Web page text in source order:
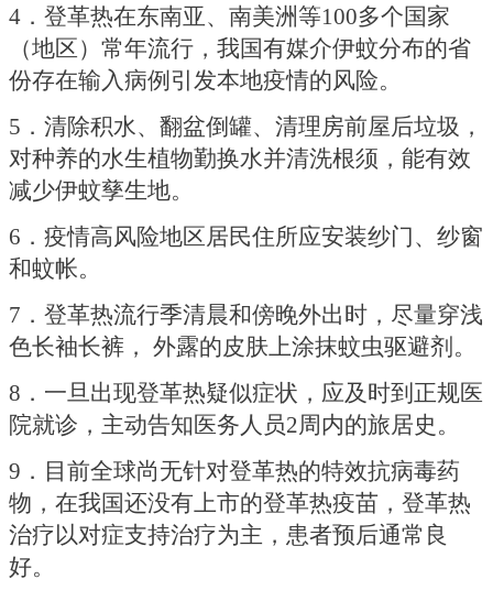
4．登革热在东南亚、南美洲等100多个国家
（地区）常年流行，我国有媒介伊蚊分布的省
份存在输入病例引发本地疫情的风险。
5．清除积水、翻盆倒罐、清理房前屋后垃圾，
对种养的水生植物勤换水并清洗根须，能有效
减少伊蚊孳生地。
6．疫情高风险地区居民住所应安装纱门、纱窗
和蚊帐。
7．登革热流行季清晨和傍晚外出时，尽量穿浅
色长袖长裤， 外露的皮肤上涂抹蚊虫驱避剂。
8．一旦出现登革热疑似症状，应及时到正规医
院就诊，主动告知医务人员2周内的旅居史。
9．目前全球尚无针对登革热的特效抗病毒药
物，在我国还没有上市的登革热疫苗，登革热
治疗以对症支持治疗为主，患者预后通常良
好。